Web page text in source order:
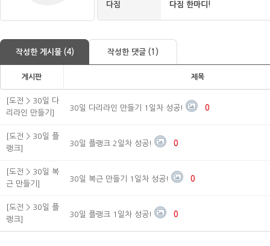
다짐 다짐 한마디!
작성한 게시물 (4) 작성한 댓글 (1)
게시판 제목
[도전 > 30일 다
리라인 만들기]
30일 다리라인 만들기 1일차 성공! 0
[도전 > 30일 플
랭크]
30일 플랭크 2일차 성공! 0
[도전 > 30일 복
근 만들기]
30일 복근 만들기 1일차 성공! 0
[도전 > 30일 플
랭크]
30일 플랭크 1일차 성공! 0